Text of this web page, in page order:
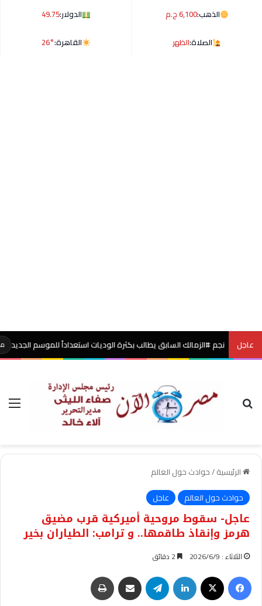
الذهب:6,100 ج.م الدولار:49.75
الصلاة:الظهر القاهرة:26°
عاجل
نجم #الزمالك السابق يطالب بكثرة الوديات استعداداً للموسم الجديد مصر الآن
بحث عن
الرئيسية/حوادث حول العالم
حوادث حول العالم
عاجل
عاجل- سقوط مروحية أميركية قرب مضيق
هرمز وإنقاذ طاقمها.. و ترامب: الطياران بخير
الثلاثاء : 2026/6/9
فيسبوك لينكدإن تيلقرام مشاركة عبر البريد